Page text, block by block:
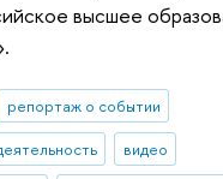
высшее
репортаж о событии
видео